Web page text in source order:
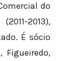
do
2013),
É sócio
Figueiredo,